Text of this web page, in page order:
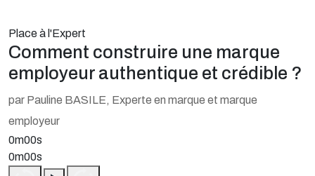
Place à l'Expert
Comment construire une marque
employeur authentique et crédible ?
par Pauline BASILE, Experte en marque et marque
employeur
0m00s
0m00s